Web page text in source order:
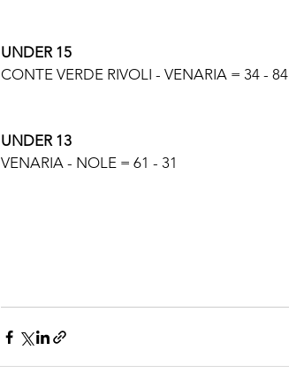
UNDER 15
CONTE VERDE RIVOLI - VENARIA = 34 - 84
UNDER 13
VENARIA - NOLE = 61 - 31